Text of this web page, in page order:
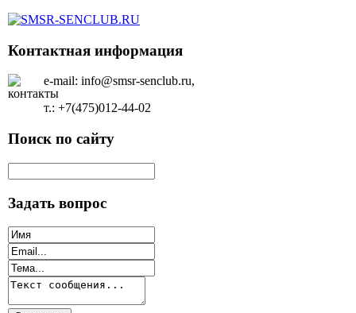
Контактная информация
e-mail: info@smsr-senclub.ru,
т.: +7(475)012-44-02
Поиск по сайту
Задать вопрос